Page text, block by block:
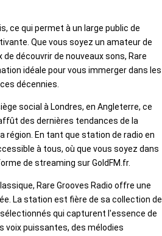
ce qui permet à un large public de
Que vous soyez un amateur de
découvrir de nouveaux sons, Rare
idéale pour vous immerger dans les
décennies.
social à Londres, en Angleterre, ce
des dernières tendances de la
région. En tant que station de radio en
à tous, où que vous soyez dans
de streaming sur GoldFM.fr.
Rare Grooves Radio offre une
La station est fière de sa collection de
qui capturent l'essence de
voix puissantes, des mélodies